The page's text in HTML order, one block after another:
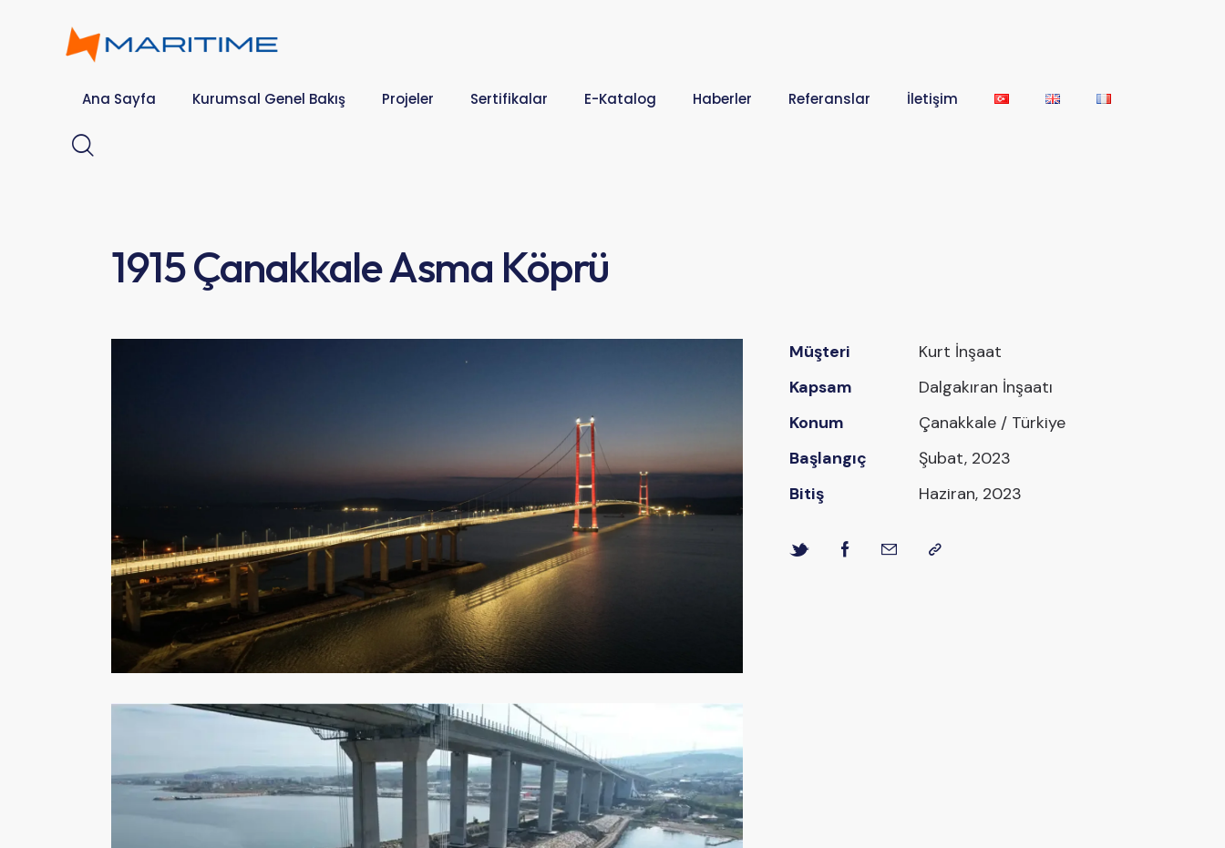
Ana Sayfa Kurumsal Genel Bakış Projeler Sertifikalar E-Katalog Haberler Referanslar İletişim
1915 Çanakkale Asma Köprü
Müşteri
Kurt İnşaat
Kapsam
Dalgakıran İnşaatı
Konum
Çanakkale / Türkiye
Başlangıç
Şubat, 2023
Bitiş
Haziran, 2023